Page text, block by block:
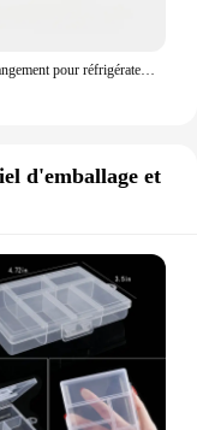
Boîte de rangement pour réfrigérateur, panier de vidange pour légumes et fruits frais, conteneur pour garde-manger et cuisine, 1 pièce, 2 pièces, 3 pièces
d'emballage et